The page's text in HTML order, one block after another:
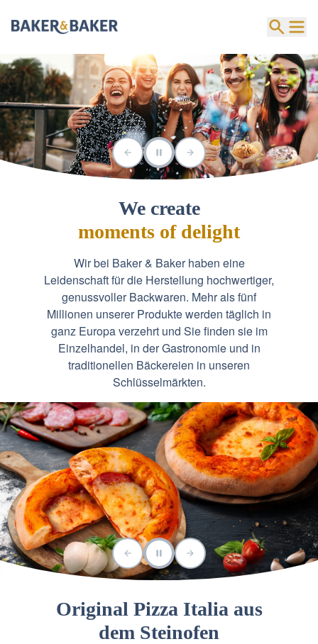
We create
moments of delight
Wir bei Baker & Baker haben eine
Leidenschaft für die Herstellung hochwertiger,
genussvoller Backwaren. Mehr als fünf
Millionen unserer Produkte werden täglich in
ganz Europa verzehrt und Sie finden sie im
Einzelhandel, in der Gastronomie und in
traditionellen Bäckereien in unseren
Schlüsselmärkten.
Original Pizza Italia aus
dem Steinofen